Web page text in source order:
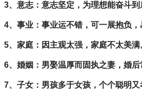
3、意志：意志坚定，为理想能奋斗
4、事业：事业运不错，可一展抱负，
5、家庭：因主观太强，家庭不太美满
6、婚姻：男娶温厚而固执之妻，婚
7、子女：男孩多于女孩，个个聪明又